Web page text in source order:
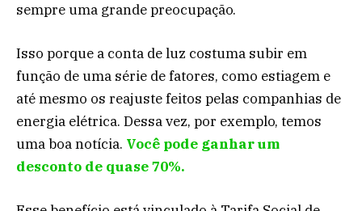
sempre uma grande preocupação.
Isso porque a conta de luz costuma subir em
função de uma série de fatores, como estiagem e
até mesmo os reajuste feitos pelas companhias de
energia elétrica. Dessa vez, por exemplo, temos
uma boa notícia. Você pode ganhar um
desconto de quase 70%.